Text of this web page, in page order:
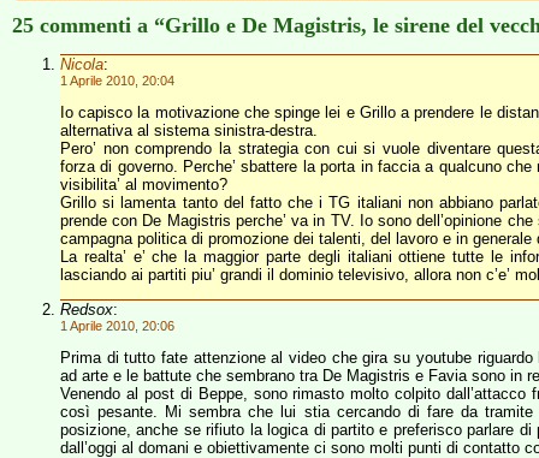
25 commenti a “Grillo e De Magistris, le sirene del
Nicola:
1 Aprile 2010, 20:04
Io capisco la motivazione che spinge lei e Grillo a prendere le
alternativa al sistema sinistra-destra.
Pero’ non comprendo la strategia con cui si vuole diventare
forza di governo. Perche’ sbattere la porta in faccia a qualcuno
visibilita’ al movimento?
Grillo si lamenta tanto del fatto che i TG italiani non abbiano
prende con De Magistris perche’ va in TV. Io sono dell’opinione
campagna politica di promozione dei talenti, del lavoro e in
La realta’ e’ che la maggior parte degli italiani ottiene tutte le
lasciando ai partiti piu’ grandi il dominio televisivo, allora non c’e’
Redsox:
1 Aprile 2010, 20:06
Prima di tutto fate attenzione al video che gira su youtube
ad arte e le battute che sembrano tra De Magistris e Favia sono in
Venendo al post di Beppe, sono rimasto molto colpito
così pesante. Mi sembra che lui stia cercando di fare da
posizione, anche se rifiuto la logica di partito e preferisco parlare
dall’oggi al domani e obiettivamente ci sono molti punti di contatto